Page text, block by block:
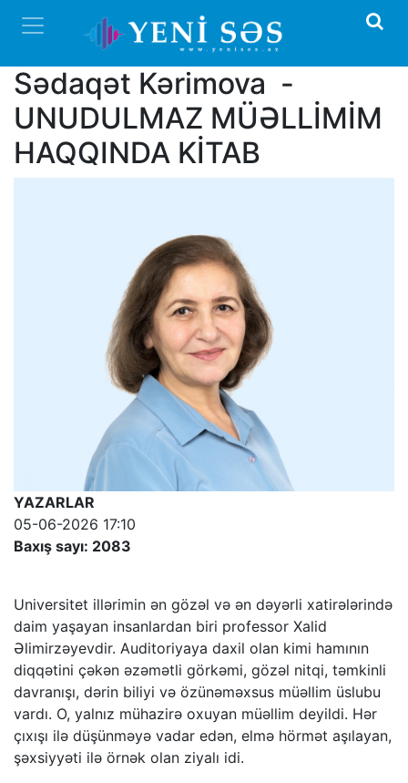
Sədaqət Kərimova -
UNUDULMAZ MÜƏLLİMİM
HAQQINDA KİTAB
YAZARLAR
05-06-2026 17:10
Baxış sayı: 2083
Universitet illərimin ən gözəl və ən dəyərli xatirələrində
daim yaşayan insanlardan biri professor Xalid
Əlimirzəyevdir. Auditoriyaya daxil olan kimi hamının
diqqətini çəkən əzəmətli görkəmi, gözəl nitqi, təmkinli
davranışı, dərin biliyi və özünəməxsus müəllim üslubu
vardı. O, yalnız mühazirə oxuyan müəllim deyildi. Hər
çıxışı ilə düşünməyə vadar edən, elmə hörmət aşılayan,
şəxsiyyəti ilə örnək olan ziyalı idi.